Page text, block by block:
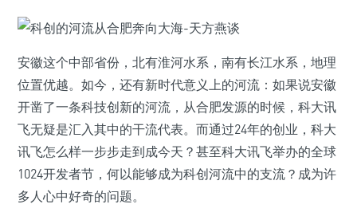
安徽这个中部省份，北有淮河水系，南有长江水系，地理
位置优越。如今，还有新时代意义上的河流：如果说安徽
开凿了一条科技创新的河流，从合肥发源的时候，科大讯
飞无疑是汇入其中的干流代表。而通过24年的创业，科大
讯飞怎么样一步步走到成今天？甚至科大讯飞举办的全球
1024开发者节，何以能够成为科创河流中的支流？成为许
多人心中好奇的问题。